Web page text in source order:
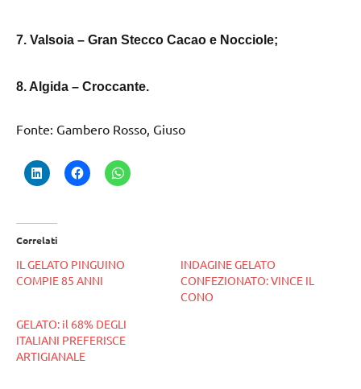
7. Valsoia – Gran Stecco Cacao e Nocciole;
8. Algida – Croccante.
Fonte: Gambero Rosso, Giuso
Correlati
IL GELATO PINGUINO
COMPIE 85 ANNI
INDAGINE GELATO
CONFEZIONATO: VINCE IL
CONO
GELATO: il 68% DEGLI
ITALIANI PREFERISCE
ARTIGIANALE